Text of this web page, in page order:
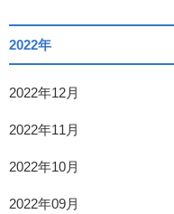
2022年
2022年12月
2022年11月
2022年10月
2022年09月